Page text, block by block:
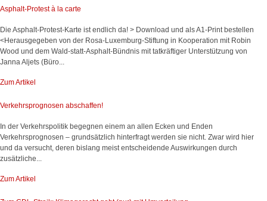
Asphalt-Protest à la carte
Die Asphalt-Protest-Karte ist endlich da! > Download und als A1-Print bestellen
<Herausgegeben von der Rosa-Luxemburg-Stiftung in Kooperation mit Robin
Wood und dem Wald-statt-Asphalt-Bündnis mit tatkräftiger Unterstützung von
Janna Aljets (Büro...
Zum Artikel
Verkehrsprognosen abschaffen!
In der Verkehrspolitik begegnen einem an allen Ecken und Enden
Verkehrsprognosen – grundsätzlich hinterfragt werden sie nicht. Zwar wird hier
und da versucht, deren bislang meist entscheidende Auswirkungen durch
zusätzliche...
Zum Artikel